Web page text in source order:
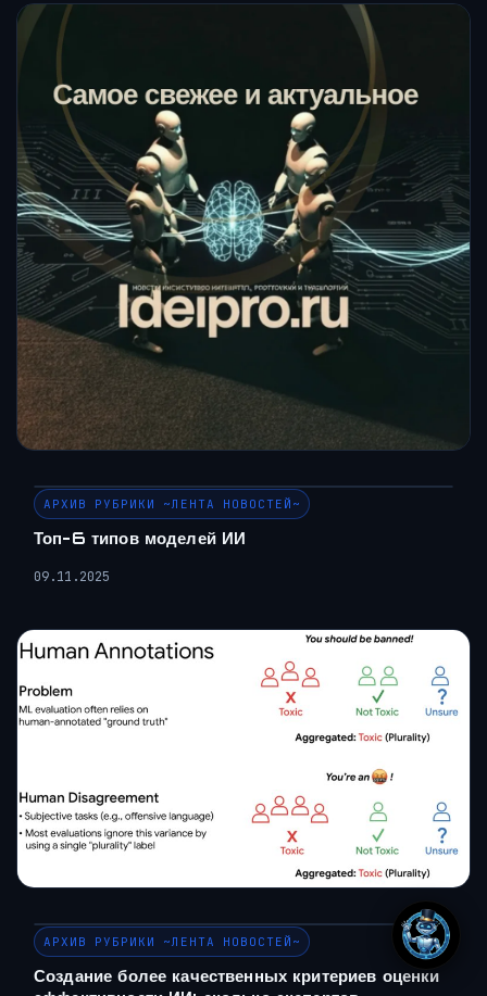
АРХИВ РУБРИКИ ~ЛЕНТА НОВОСТЕЙ~
Топ-6 типов моделей ИИ
09.11.2025
АРХИВ РУБРИКИ ~ЛЕНТА НОВОСТЕЙ~
Создание более качественных критериев оценки